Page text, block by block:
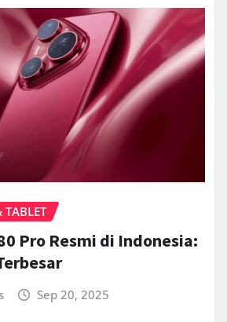
TABLET
Pro Resmi di Indonesia:
Sep 20, 2025